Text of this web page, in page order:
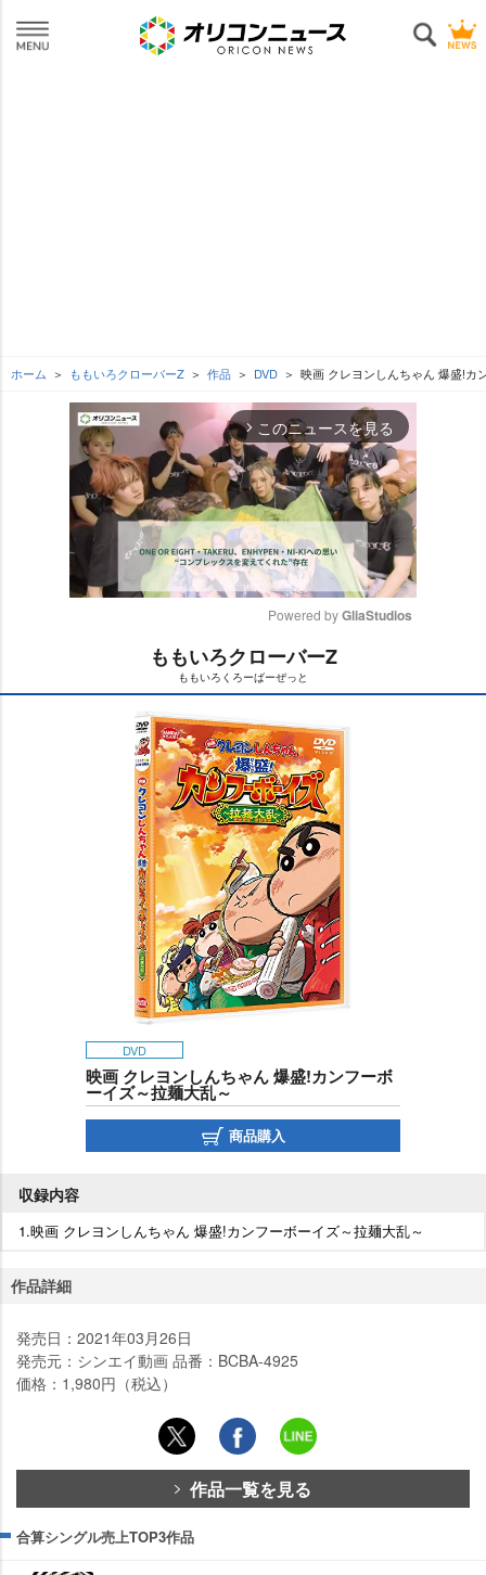
ホーム ももいろクローバーZ 作品 DVD 映画 クレヨンしんちゃん 爆盛!カ
arrow_forward_ios このニュースを見る
t
Powered by GliaStudios
ももいろクローバーZ
ももいろくろーばーぜっと
DVD
映画 クレヨンしんちゃん 爆盛!カンフーボ
ーイズ～拉麺大乱～
商品購入
収録内容
1.映画 クレヨンしんちゃん 爆盛!カンフーボーイズ～拉麺大乱～
作品詳細
発売日：2021年03月26日
発売元：シンエイ動画 品番：BCBA-4925
価格：1,980円（税込）
作品一覧を見る
合算シングル売上TOP3作品